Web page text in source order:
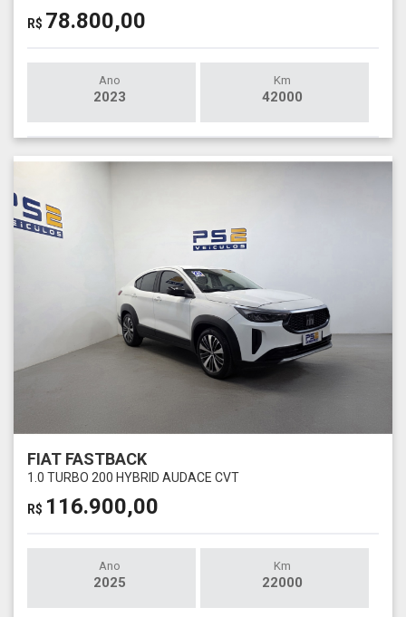
R$ 78.800,00
Ano
2023
Km
42000
FIAT FASTBACK
1.0 TURBO 200 HYBRID AUDACE CVT
R$ 116.900,00
Ano
2025
Km
22000